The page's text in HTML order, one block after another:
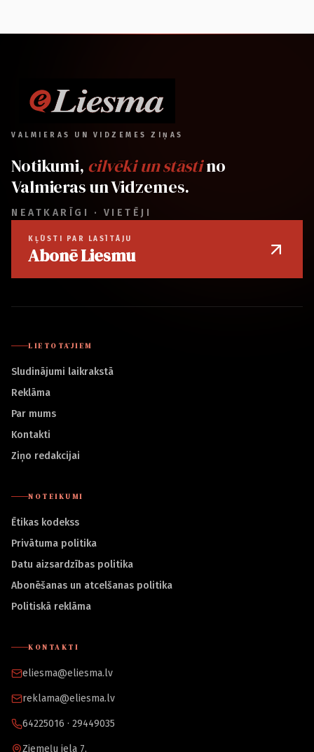
VALMIERAS UN VIDZEMES ZIŅAS
Notikumi, cilvēki un stāstino
Valmieras un Vidzemes.
NEATKARĪGI · VIETĒJI
KĻŪSTI PAR LASĪTĀJU
Abonē Liesmu
LIETOTĀJIEM
Sludinājumi laikrakstā
Reklāma
Par mums
Kontakti
Ziņo redakcijai
NOTEIKUMI
Ētikas kodekss
Privātuma politika
Datu aizsardzības politika
Abonēšanas un atcelšanas politika
Politiskā reklāma
KONTAKTI
eliesma@eliesma.lv
reklama@eliesma.lv
64225016 · 29449035
Ziemeļu iela 7,